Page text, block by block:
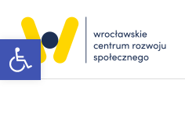
Otwórz pasek narzędzi
treści